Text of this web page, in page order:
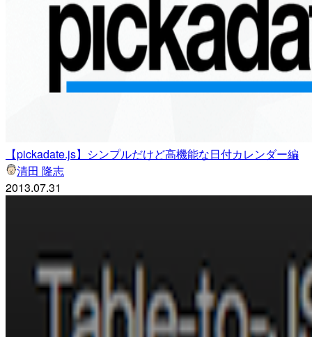
【pickadate.js】シンプルだけど高機能な日付カレンダー編
清田 隆志
2013.07.31